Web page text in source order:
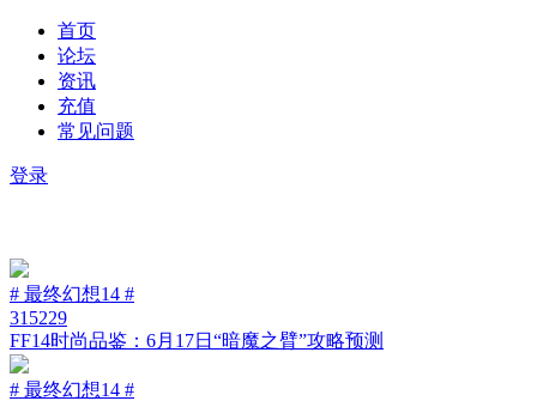
首页
论坛
资讯
充值
常见问题
登录
# 最终幻想14 #
315229
FF14时尚品鉴：6月17日“暗魔之臂”攻略预测
# 最终幻想14 #